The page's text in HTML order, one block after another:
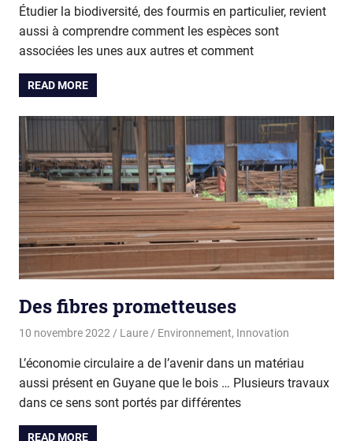
Étudier la biodiversité, des fourmis en particulier, revient
aussi à comprendre comment les espèces sont
associées les unes aux autres et comment
READ MORE
Des fibres prometteuses
10 novembre 2022 Laure Environnement, Innovation
L’économie circulaire a de l’avenir dans un matériau
aussi présent en Guyane que le bois … Plusieurs travaux
dans ce sens sont portés par différentes
READ MORE